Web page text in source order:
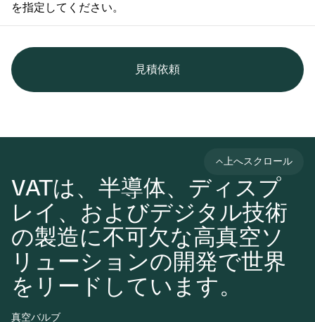
を指定してください。
見積依頼
VATは、半導体、ディスプ
レイ、およびデジタル技術
の製造に不可欠な高真空ソ
リューションの開発で世界
をリードしています。
上へスクロール
真空バルブ